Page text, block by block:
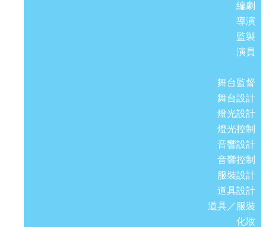
編劇
導演
監製
演員
舞台監督
舞台設計
燈光設計
燈光控制
音響設計
音響控制
服裝設計
道具設計
道具／服裝
化妝